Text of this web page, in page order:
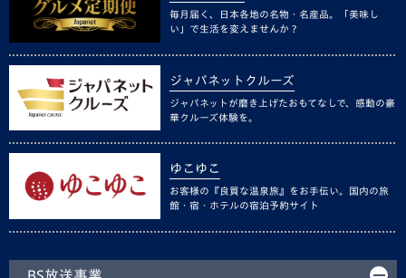
毎月届く、日本各地の名物・名産品。「美味し
い」で生活を変えませんか？
ジャパネットクルーズ
ジャパネットが磨き上げたおもてなしで、感動の豪
華クルーズ体験を。
ゆこゆこ
お客様の『良質な温泉旅』をお手伝い。国内の旅
館・宿・ホテルの宿泊予約サイト
BS放送事業